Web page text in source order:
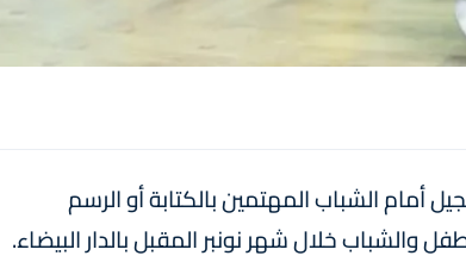
أمام الشباب المهتمين بالكتابة أو الرسم
خلال شهر نونبر المقبل بالدار البيضاء.